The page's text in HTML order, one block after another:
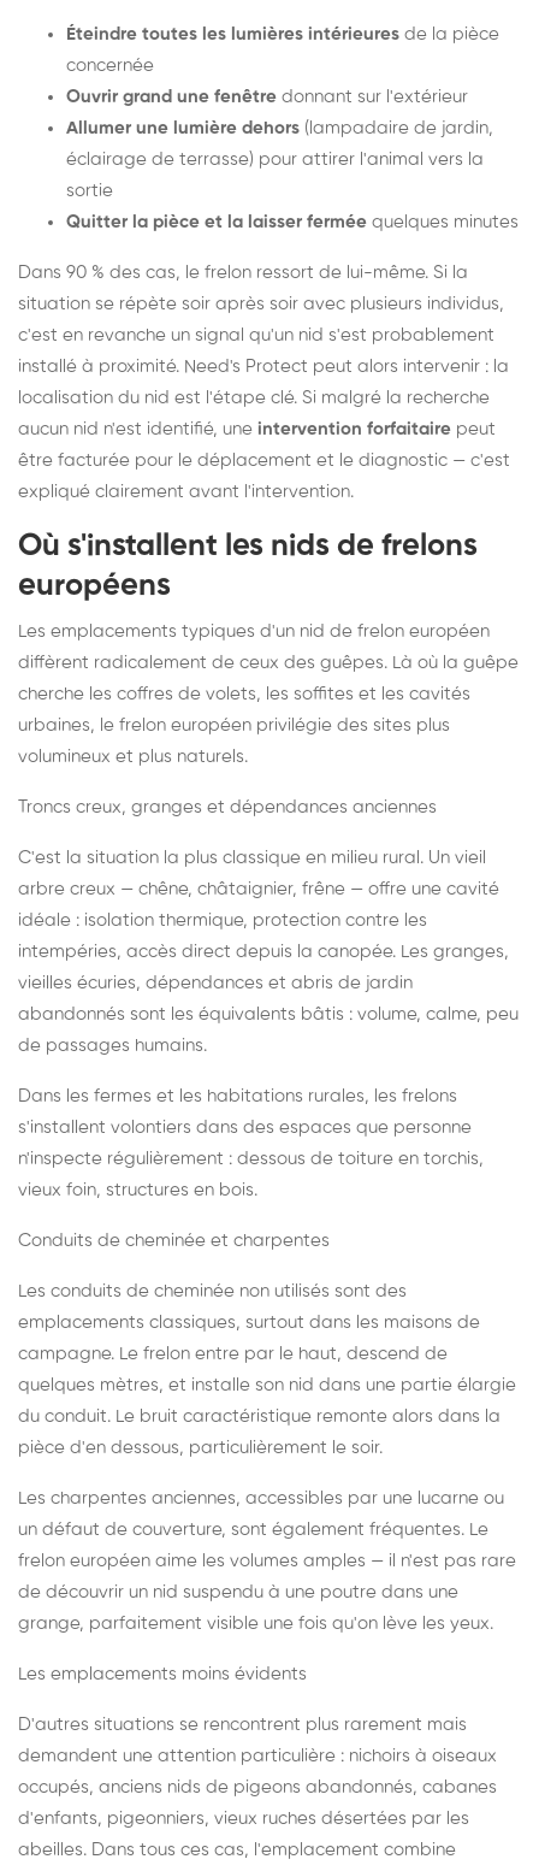
Éteindre toutes les lumières intérieures de la pièce
concernée
Ouvrir grand une fenêtre donnant sur l'extérieur
Allumer une lumière dehors (lampadaire de jardin,
éclairage de terrasse) pour attirer l'animal vers la
sortie
Quitter la pièce et la laisser fermée quelques minutes
Dans 90 % des cas, le frelon ressort de lui-même. Si la
situation se répète soir après soir avec plusieurs individus,
c'est en revanche un signal qu'un nid s'est probablement
installé à proximité. Need's Protect peut alors intervenir : la
localisation du nid est l'étape clé. Si malgré la recherche
aucun nid n'est identifié, une intervention forfaitaire peut
être facturée pour le déplacement et le diagnostic — c'est
expliqué clairement avant l'intervention.
Où s'installent les nids de frelons
européens
Les emplacements typiques d'un nid de frelon européen
diffèrent radicalement de ceux des guêpes. Là où la guêpe
cherche les coffres de volets, les soffites et les cavités
urbaines, le frelon européen privilégie des sites plus
volumineux et plus naturels.
Troncs creux, granges et dépendances anciennes
C'est la situation la plus classique en milieu rural. Un vieil
arbre creux — chêne, châtaignier, frêne — offre une cavité
idéale : isolation thermique, protection contre les
intempéries, accès direct depuis la canopée. Les granges,
vieilles écuries, dépendances et abris de jardin
abandonnés sont les équivalents bâtis : volume, calme, peu
de passages humains.
Dans les fermes et les habitations rurales, les frelons
s'installent volontiers dans des espaces que personne
n'inspecte régulièrement : dessous de toiture en torchis,
vieux foin, structures en bois.
Conduits de cheminée et charpentes
Les conduits de cheminée non utilisés sont des
emplacements classiques, surtout dans les maisons de
campagne. Le frelon entre par le haut, descend de
quelques mètres, et installe son nid dans une partie élargie
du conduit. Le bruit caractéristique remonte alors dans la
pièce d'en dessous, particulièrement le soir.
Les charpentes anciennes, accessibles par une lucarne ou
un défaut de couverture, sont également fréquentes. Le
frelon européen aime les volumes amples — il n'est pas rare
de découvrir un nid suspendu à une poutre dans une
grange, parfaitement visible une fois qu'on lève les yeux.
Les emplacements moins évidents
D'autres situations se rencontrent plus rarement mais
demandent une attention particulière : nichoirs à oiseaux
occupés, anciens nids de pigeons abandonnés, cabanes
d'enfants, pigeonniers, vieux ruches désertées par les
abeilles. Dans tous ces cas, l'emplacement combine